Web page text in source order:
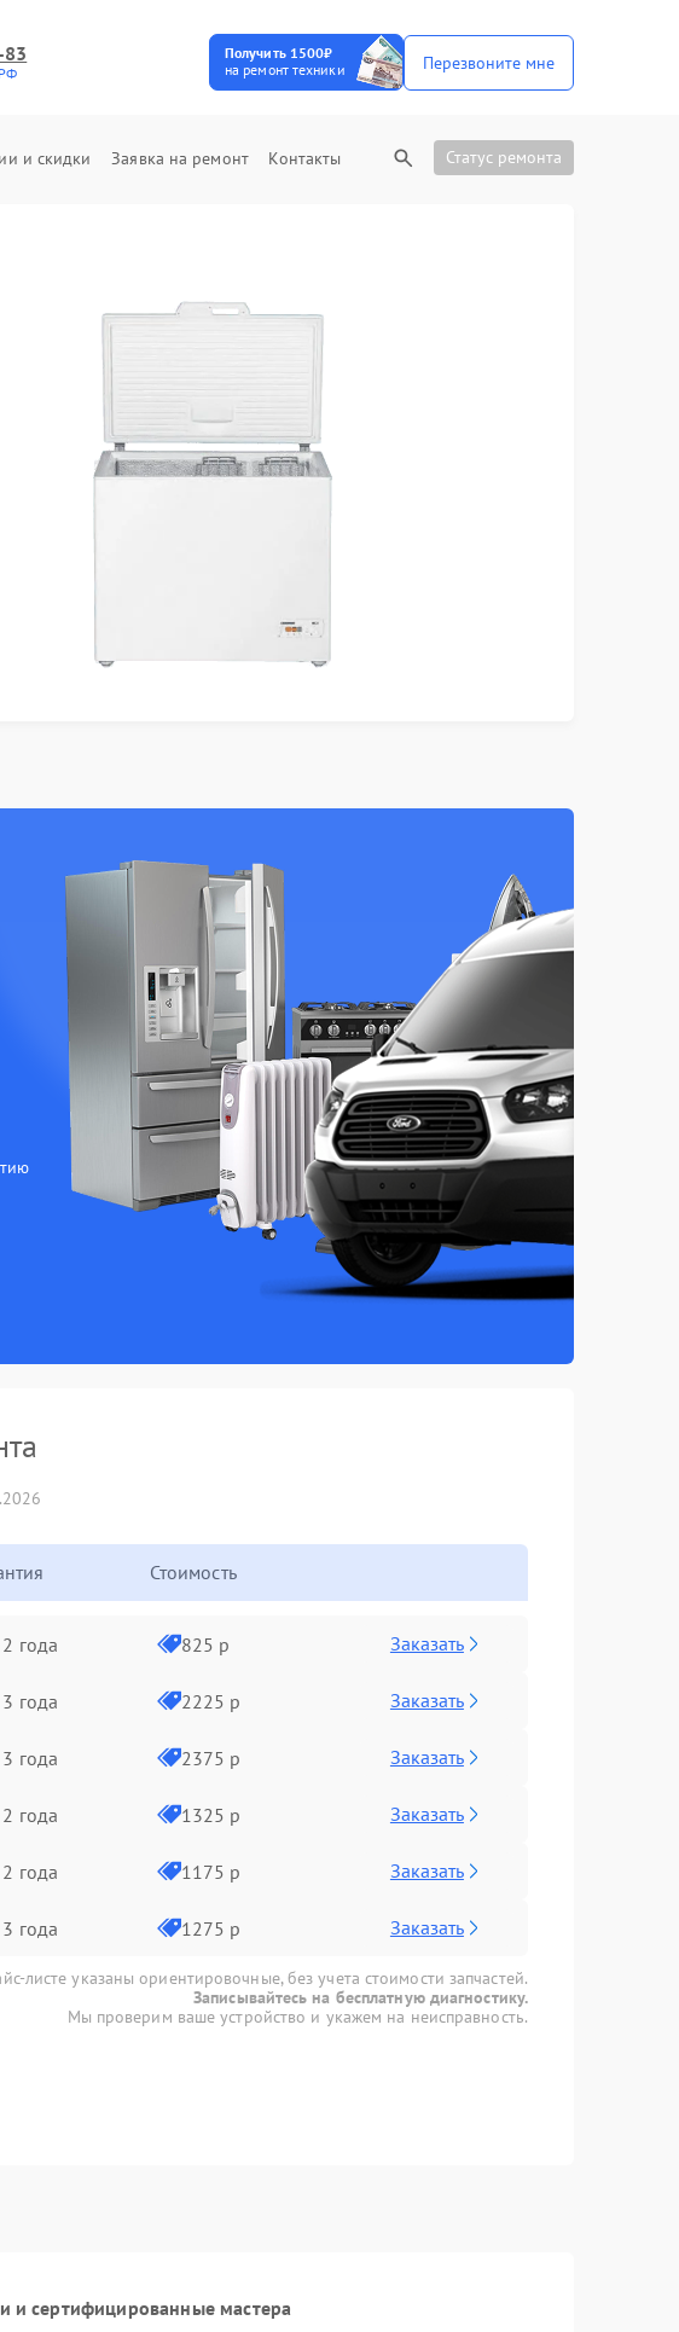
Получить 1500₽
на ремонт техники
Перезвоните мне
и скидки Заявка на ремонт Контакты Статус ремонта
Стоимость
2 года 825 р Заказать
3 года 2225 р Заказать
3 года 2375 р Заказать
2 года 1325 р Заказать
2 года 1175 р Заказать
3 года 1275 р Заказать
листе указаны ориентировочные, без учета стоимости запчастей.
Записывайтесь на бесплатную диагностику.
Мы проверим ваше устройство и укажем на неисправность.
и сертифицированные мастера